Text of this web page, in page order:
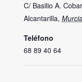
C/ Basilio A.
Alcantarilla,
Teléfono
68 89 40 64